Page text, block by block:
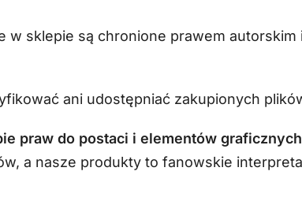
w sklepie są chronione prawem autorskim
ani udostępniać zakupionych
praw do postaci i elementów graficznych
a nasze produkty to fanowskie